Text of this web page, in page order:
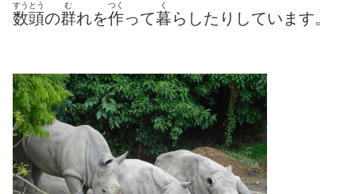
数頭
すうとう
の群
む
れを作
つく
って暮
く
らしたり しています。